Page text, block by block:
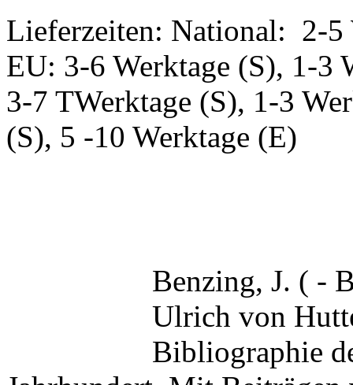
Lieferzeiten: National: 2-5
EU: 3-6 Werktage (S), 1-3
3-7 TWerktage (S), 1-3
(S), 5 -10 Werktage (E)
Benzing, J. ( -
Ulrich von
Bibliographie